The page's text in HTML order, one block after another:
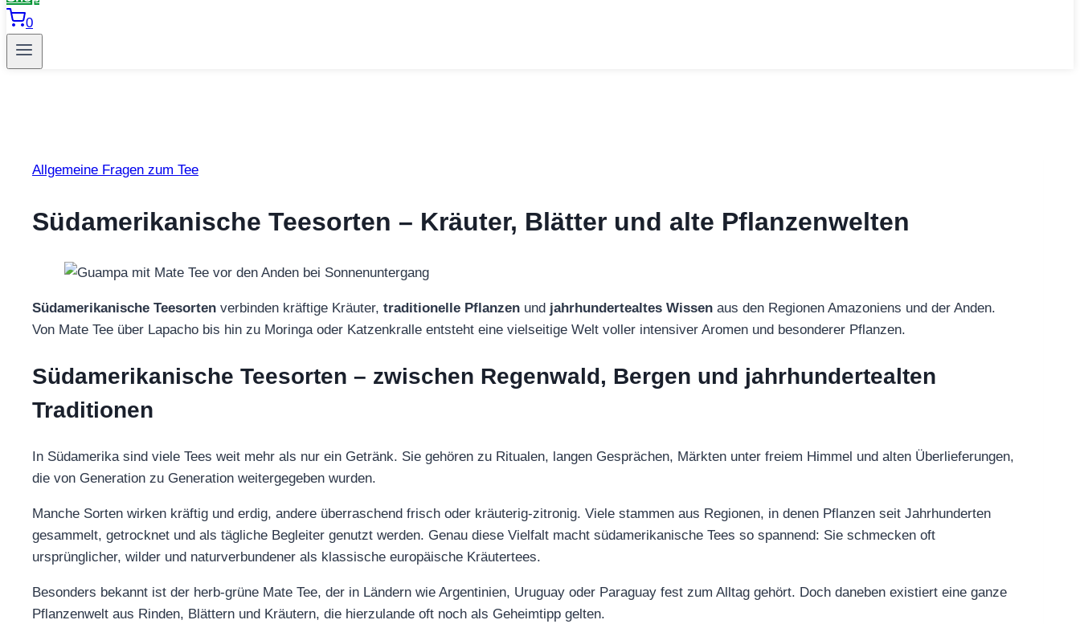
0
Allgemeine Fragen zum Tee
Südamerikanische Teesorten – Kräuter, Blätter und alte Pflanzenwelten
Südamerikanische Teesorten verbinden kräftige Kräuter, traditionelle Pflanzen und jahrhundertealtes Wissen aus den Regionen Amazoniens und der Anden.
Von Mate Tee über Lapacho bis hin zu Moringa oder Katzenkralle entsteht eine vielseitige Welt voller intensiver Aromen und besonderer Pflanzen.
Südamerikanische Teesorten – zwischen Regenwald, Bergen und jahrhundertealten
Traditionen
In Südamerika sind viele Tees weit mehr als nur ein Getränk. Sie gehören zu Ritualen, langen Gesprächen, Märkten unter freiem Himmel und alten Überlieferungen,
die von Generation zu Generation weitergegeben wurden.
Manche Sorten wirken kräftig und erdig, andere überraschend frisch oder kräuterig-zitronig. Viele stammen aus Regionen, in denen Pflanzen seit Jahrhunderten
gesammelt, getrocknet und als tägliche Begleiter genutzt werden. Genau diese Vielfalt macht südamerikanische Tees so spannend: Sie schmecken oft
ursprünglicher, wilder und naturverbundener als klassische europäische Kräutertees.
Besonders bekannt ist der herb-grüne Mate Tee, der in Ländern wie Argentinien, Uruguay oder Paraguay fest zum Alltag gehört. Doch daneben existiert eine ganze
Pflanzenwelt aus Rinden, Blättern und Kräutern, die hierzulande oft noch als Geheimtipp gelten.